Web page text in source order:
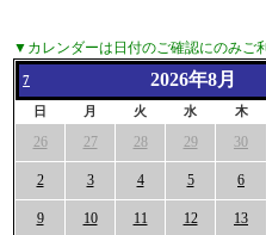
▼カレンダーは日付のご確認にのみご
7 2026年8月
日 月 火 水 木
26 27 28 29 30
2 3 4 5 6
9 10 11 12 13